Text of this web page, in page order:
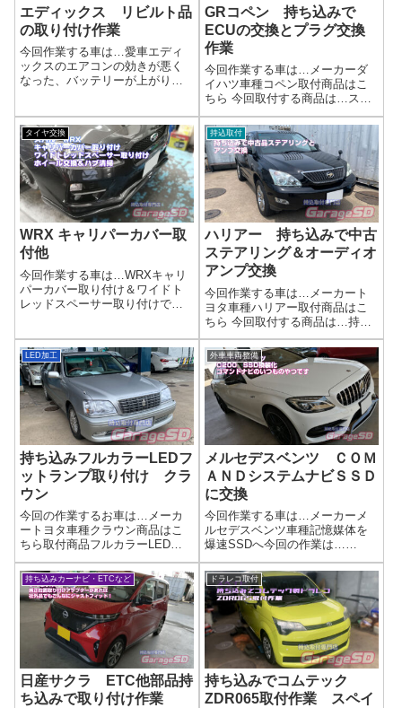
エディックス リビルト品
の取り付け作業
今回作業する車は…愛車エディ
ックスのエアコンの効きが悪く
なった、バッテリーが上がりや
パーツがおすすめです。 新品同
等の性能でありながら、環境に
も優しいリビルトパーツの魅力
をご紹介しま...
GRコペン 持ち込みで
ECUの交換とプラグ交換
作業
今回作業する車は…メーカーダ
イハツ車種コペン取付商品はこ
ちら 今回取付する商品は…スポ
ーツECU HKSスパークプラグ
作業写真交換完了スポーツECU
なので、この後の走行が楽しみ
ですね('ω')ノ作業完了持ち込みで
のECU交換作業はガレージＳ...
タイヤ交換
WRX キャリパーカバー取
付他
今回作業する車は…WRXキャリ
パーカバー取り付け＆ワイドト
レッドスペーサー取り付けでご
する商品は…STI仕様のキャリパ
ーカバーですキャリパーカバー
は商品によって取付の仕方、難
易度が...
持込取付
ハリアー 持ち込みで中古
ステアリング＆オーディオ
アンプ交換
今回作業する車は…メーカート
ヨタ車種ハリアー取付商品はこ
ちら 今回取付する商品は…持ち
込みでステアリングとJBLオーデ
ィオアンプちゃんとご自身の車
と適合が取れているのであれ
ば、取り付けは可能です。適合
確認は必ずご自身でしっかりと
確認するよう...
LED加工
持ち込みフルカラーLEDフ
ットランプ取り付け クラ
ウン
今回の作業するお車は…メーカ
ートヨタ車種クラウン商品はこ
ちら取付商品フルカラーLEDフ
ットランプキット CEP製完了
画像華やかに(^_-)-☆🚗 外装ドレ
スアップ・持ち込みパーツ施工
のご案内当店では、お客様がご
自身で選ばれた 持ち込みパー
外車車両整備
メルセデスベンツ ＣＯＭ
ＡＮＤシステムナビＳＳＤ
に交換
今回作業する車は…メーカーメ
ルセデスベンツ車種記憶媒体を
爆速SSDへ今回の作業は…
COMANDナビのHDDをSSDへ載
せ替えます！純正で取り付けら
れているHDDナビゲーションの
HDDを交換します！もちろん
SSDは好きな物を持ち込んでか
まいま...
持ち込みカーナビ・ETCなど
日産サクラ ETC他部品持
ち込みで取り付け作業
ドラレコ取付
持ち込みでコムテック
ZDR065取付作業 スペイ